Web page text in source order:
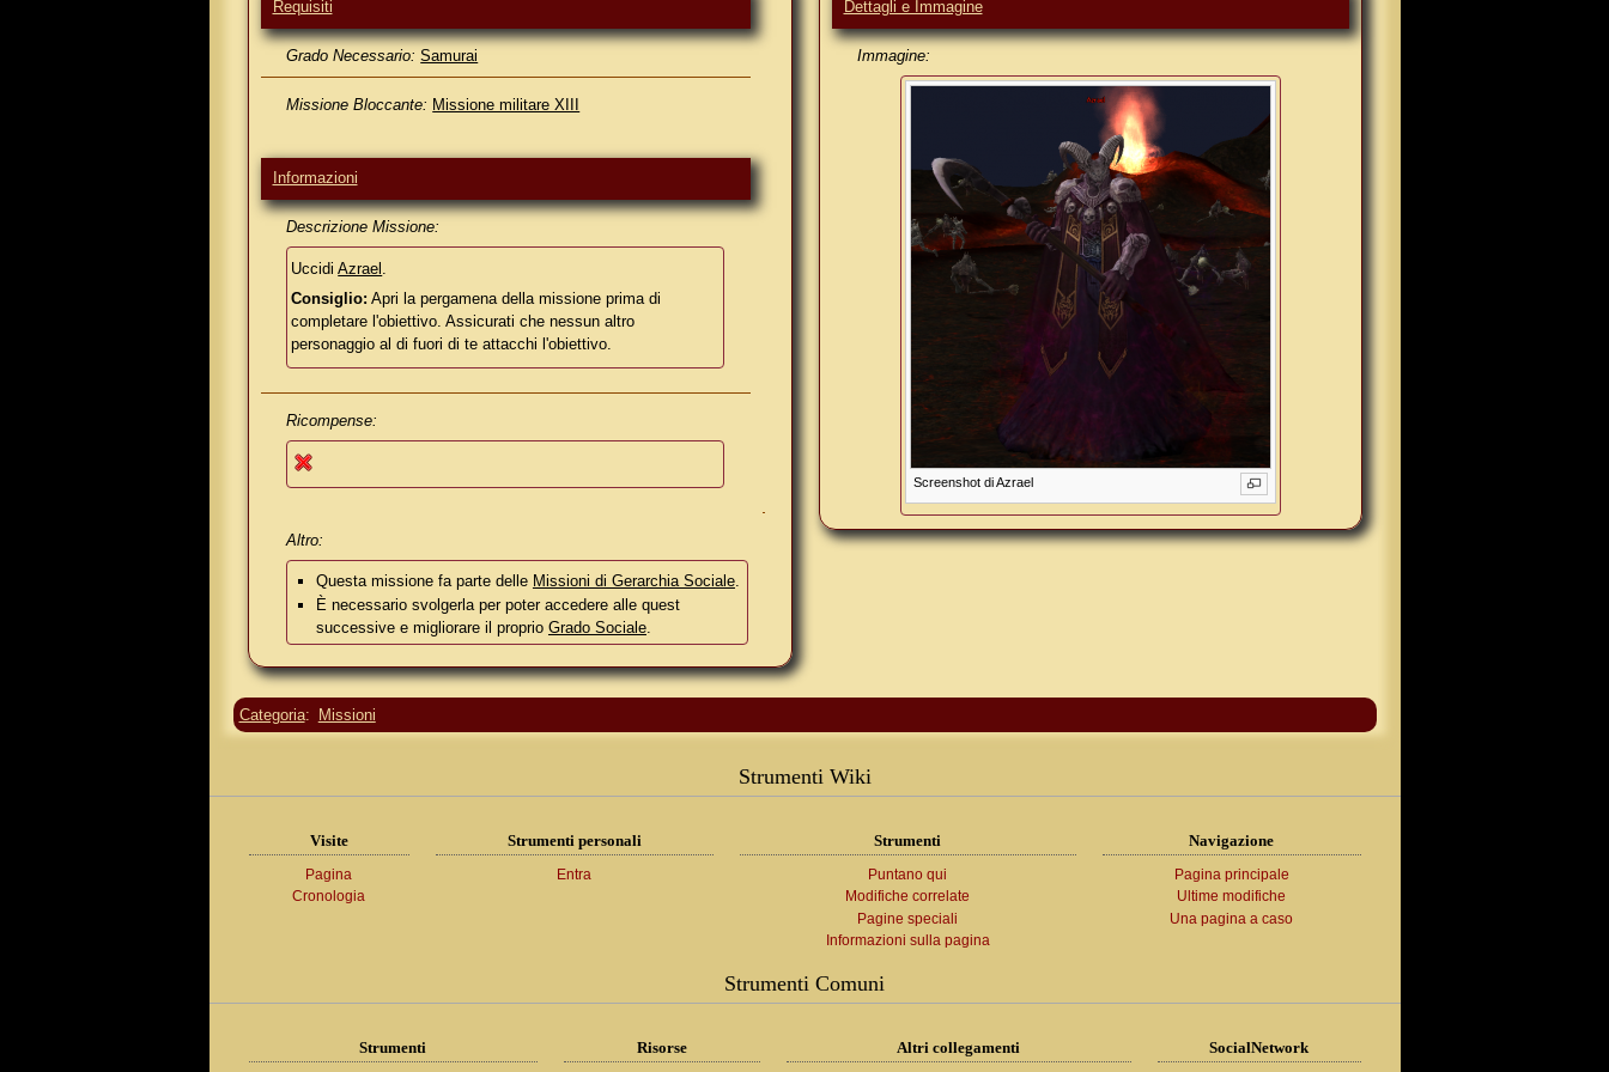
Requisiti
Grado Necessario: Samurai
Missione Bloccante: Missione militare XIII
Informazioni
Descrizione Missione:
UccidiAzrael
Consiglio: Apri la pergamena della missione prima di
completare l'obiettivo. Assicurati che nessun altro
personaggio al di fuori di te attacchi l'obiettivo.
Ricompense:
Altro:
Questa missione fa parte delle Missioni di Gerarchia Sociale.
È necessario svolgerla per poter accedere alle quest
successive e migliorare il proprio Grado Sociale.
Dettagli e Immagine
Immagine:
Screenshot di Azrael
Categoria: Missioni
Strumenti Wiki
Visite
Pagina
Cronologia
Strumenti personali
Entra
Strumenti
Puntano qui
Modifiche correlate
Pagine speciali
Informazioni sulla pagina
Navigazione
Pagina principale
Ultime modifiche
Una pagina a caso
Strumenti Comuni
Strumenti Risorse Altri collegamenti SocialNetwork